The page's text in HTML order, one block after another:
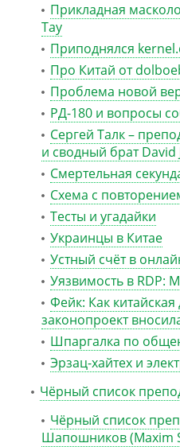
Прикладная
Тау
Приподнялся
Про Китай от
Проблема новой
РД-180 и вопросы
Сергей Талк –
и сводный брат David
Смертельная
Схема с
Тесты и угадайки
Украинцы в Китае
Устный счёт в
Уязвимость в RDP:
Фейк: Как
законопроект
Шпаргалка по
Эрзац-хайтех и
Чёрный список
Чёрный список
Шапошников (Maxim